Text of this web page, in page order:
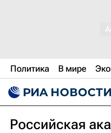
Политика В мире
Российская